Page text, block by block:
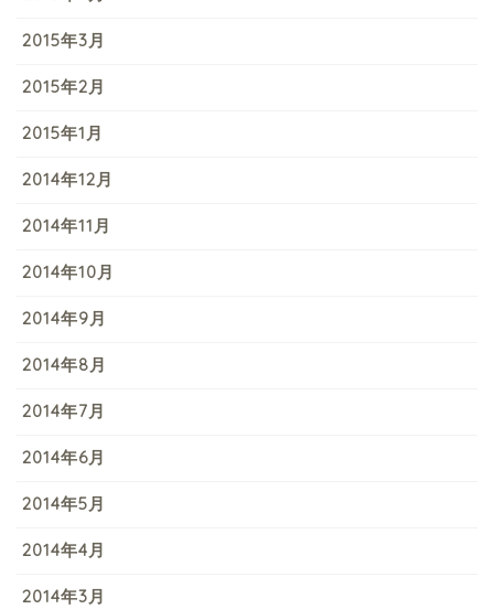
2015年3月
2015年2月
2015年1月
2014年12月
2014年11月
2014年10月
2014年9月
2014年8月
2014年7月
2014年6月
2014年5月
2014年4月
2014年3月